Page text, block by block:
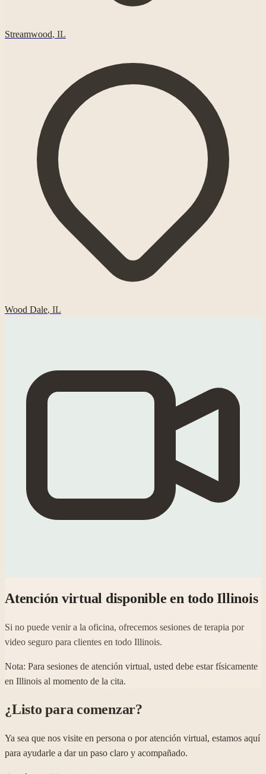
Streamwood, IL
Wood Dale, IL
Atención virtual disponible en todo Illinois
Si no puede venir a la oficina, ofrecemos sesiones de terapia por
video seguro para clientes en todo Illinois.
Nota: Para sesiones de atención virtual, usted debe estar físicamente
en Illinois al momento de la cita.
¿Listo para comenzar?
Ya sea que nos visite en persona o por atención virtual, estamos aquí
para ayudarle a dar un paso claro y acompañado.